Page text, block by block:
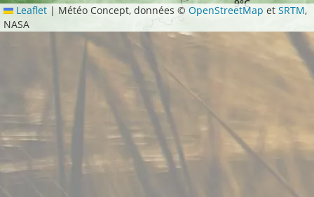
9°C
Leaflet | Météo Concept, données ©OpenStreetMap etSRTM,
NASA